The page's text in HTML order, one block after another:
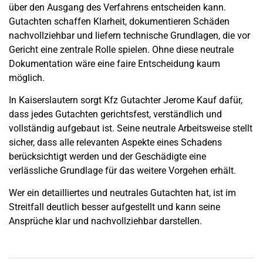
über den Ausgang des Verfahrens entscheiden kann.
Gutachten schaffen Klarheit, dokumentieren Schäden
nachvollziehbar und liefern technische Grundlagen, die vor
Gericht eine zentrale Rolle spielen. Ohne diese neutrale
Dokumentation wäre eine faire Entscheidung kaum
möglich.
In Kaiserslautern sorgt Kfz Gutachter Jerome Kauf dafür,
dass jedes Gutachten gerichtsfest, verständlich und
vollständig aufgebaut ist. Seine neutrale Arbeitsweise stellt
sicher, dass alle relevanten Aspekte eines Schadens
berücksichtigt werden und der Geschädigte eine
verlässliche Grundlage für das weitere Vorgehen erhält.
Wer ein detailliertes und neutrales Gutachten hat, ist im
Streitfall deutlich besser aufgestellt und kann seine
Ansprüche klar und nachvollziehbar darstellen.